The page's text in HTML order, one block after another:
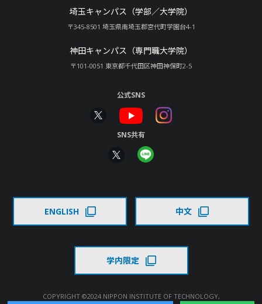
埼玉キャンパス（学部／大学院）
〒345-8501 埼玉県南埼玉郡宮代町学園台4-1
神田キャンパス（専門職大学院）
〒101-0051 東京都千代田区神田神保町2-5
公式SNS
SNS共有
ENGLISH 中文
学内限定
COPYRIGHT ©2024 NIPPON INSTITUTE OF TECHNOLOGY,